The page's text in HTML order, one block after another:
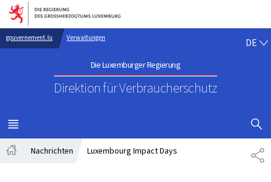
Zur Hauptnavigation
Zum Inhalt
gouvernement.lu Verwaltungen
Die Luxemburger Regierung
Direktion für Verbraucherschutz
DE
MENÜ
HAUPT-
Nachrichten Luxembourg Impact Days